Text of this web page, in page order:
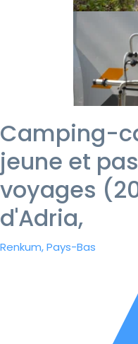
Camping-
jeune et
voyages
d'Adria,
Renkum, Pays-Bas